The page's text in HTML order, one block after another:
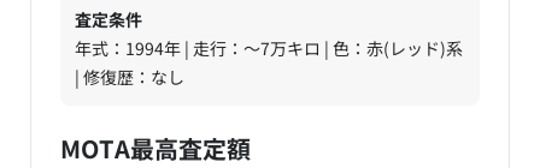
査定条件
年式：1994年 | 走行：～7万キロ | 色：赤(レッド)系
| 修復歴：なし
MOTA最高査定額